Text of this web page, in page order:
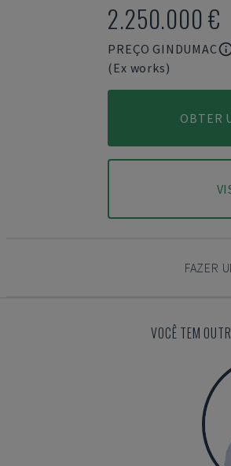
2.250.000 €
PREÇO GINDUMAC
(Ex works)
OBTER
FAZER
VOCÊ TEM